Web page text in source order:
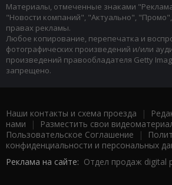
Материалы, отмеченные знаками
"Новости компаний", "Актуально",
правах рекламы.
Любое копирование, перепечатка и
фотографических произведений и/или
произведений правообладателя Getty
запрещено.
Наши контакты и схема проезда |
нами | Разместить свои
Пользовательское Соглашение |
конфиденциальности и персональных
Реклама на сайте: Отдел продаж digital